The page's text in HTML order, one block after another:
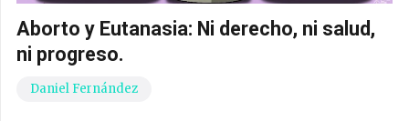
Aborto y Eutanasia: Ni derecho, ni salud,
ni progreso.
Daniel Fernández